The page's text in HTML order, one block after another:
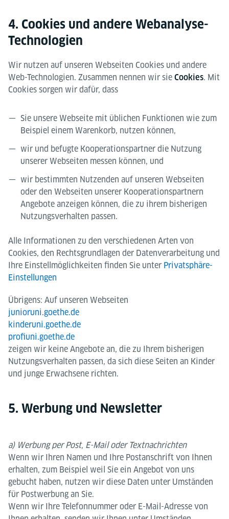
4. Cookies und andere Webanalyse-
Technologien
Wir nutzen auf unseren Webseiten Cookies und andere
Web-Technologien. Zusammen nennen wir sie Cookies. Mit
Cookies sorgen wir dafür, dass
Sie unsere Webseite mit üblichen Funktionen wie zum
Beispiel einem Warenkorb, nutzen können,
wir und befugte Kooperationspartner die Nutzung
unserer Webseiten messen können, und
wir bestimmten Nutzenden auf unseren Webseiten
oder den Webseiten unserer Kooperationspartnern
Angebote anzeigen können, die zu ihrem bisherigen
Nutzungsverhalten passen.
Alle Informationen zu den verschiedenen Arten von
Cookies, den Rechtsgrundlagen der Datenverarbeitung und
Ihre Einstellmöglichkeiten finden Sie unter Privatsphäre-
Einstellungen
Übrigens: Auf unseren Webseiten
junioruni.goethe.de
kinderuni.goethe.de
profiuni.goethe.de
zeigen wir keine Angebote an, die zu Ihrem bisherigen
Nutzungsverhalten passen, da sich diese Seiten an Kinder
und junge Erwachsene richten.
5. Werbung und Newsletter
a) Werbung per Post, E-Mail oder Textnachrichten
Wenn wir Ihren Namen und Ihre Postanschrift von Ihnen
erhalten, zum Beispiel weil Sie ein Angebot von uns
gebucht haben, nutzen wir diese Daten unter Umständen
für Postwerbung an Sie.
Wenn wir Ihre Telefonnummer oder E-Mail-Adresse von